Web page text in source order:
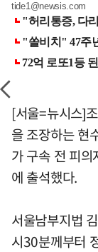
tide1@newsis.com
[서울=뉴시스]
을 조장하는 현
가 구속 전 피
에 출석했다.
서울남부지법
시30분께부터